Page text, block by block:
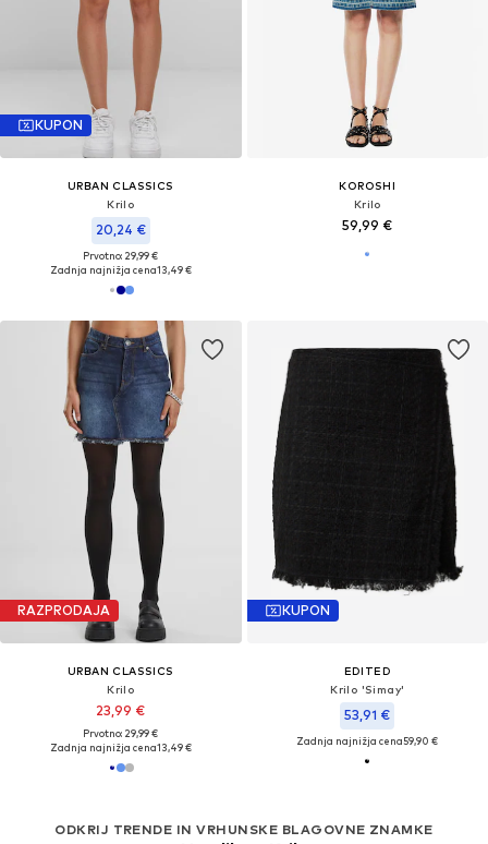
KUPON
URBAN CLASSICS
Krilo
20,24 €
Prvotno: 29,99 €
Zadnja najnižja cena13,49 €
KOROSHI
Krilo
59,99 €
RAZPRODAJA
URBAN CLASSICS
Krilo
23,99 €
Prvotno: 29,99 €
Zadnja najnižja cena13,49 €
KUPON
EDITED
Krilo 'Simay'
53,91 €
Zadnja najnižja cena59,90 €
ODKRIJ TRENDE IN VRHUNSKE BLAGOVNE ZNAMKE